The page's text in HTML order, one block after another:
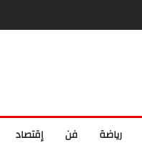
إقتصاد فن رياضة